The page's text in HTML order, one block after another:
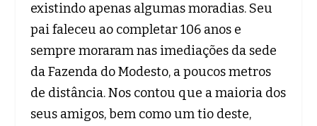
existindo apenas algumas moradias. Seu
pai faleceu ao completar 106 anos e
sempre moraram nas imediações da sede
da Fazenda do Modesto, a poucos metros
de distância. Nos contou que a maioria dos
seus amigos, bem como um tio deste,